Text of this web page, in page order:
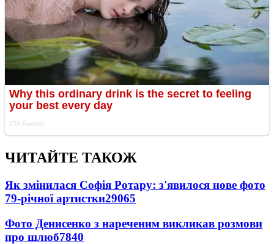
ЧИТАЙТЕ ТАКОЖ
Як змінилася Софія Ротару: з'явилося нове фото
79-річної артистки29065
Фото Денисенко з нареченим викликав розмови
про шлюб7840